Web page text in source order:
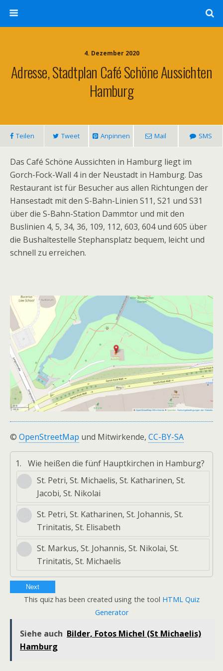
4. Dezember 2020
Adresse, Stadtplan Café Schöne Aussichten
Hamburg
Teilen Tweet Anpinnen Mail SMS
Das Café Schöne Aussichten in Hamburg liegt im
Gorch-Fock-Wall 4 in der Neustadt in Hamburg. Das
Restaurant ist für Besucher aus allen Richtungen der
Hansestadt mit den S-Bahn-Linien S11, S21 und S31
über die S-Bahn-Station Dammtor und mit den
Buslinien 4, 5, 34, 36, 109, 112, 603, 604 und 605 über
die Bushaltestelle Stephansplatz bequem, leicht und
schnell zu erreichen.
© OpenStreetMap und Mitwirkende, CC-BY-SA
1.
Wie heißen die fünf Hauptkirchen in Hamburg?
St. Petri, St. Michaelis, St. Katharinen, St.
Jacobi, St. Nikolai
St. Petri, St. Katharinen, St. Johannis, St.
Trinitatis, St. Elisabeth
St. Markus, St. Johannis, St. Nikolai, St.
Trinitatis, St. Michaelis
Next
This quiz has been created using the tool HTML Quiz
Generator
Siehe auch Bilder, Fotos Michel (St Michaelis)
Hamburg